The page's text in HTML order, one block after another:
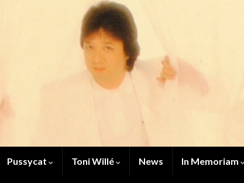
Pussycat Toni Willé News In Memoriam